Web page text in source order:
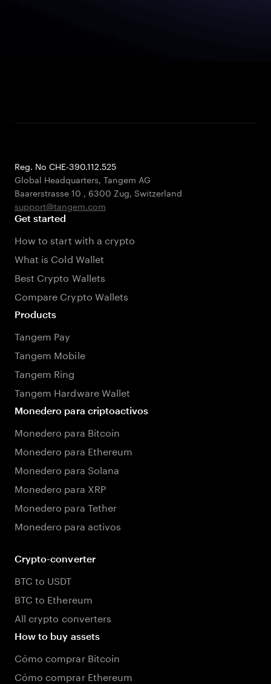
Reg. No CHE-390.112.525
Global Headquarters, Tangem AG
Baarerstrasse 10 , 6300 Zug, Switzerland
support@tangem.com
Get started
How to start with a crypto
What is Cold Wallet
Best Crypto Wallets
Compare Crypto Wallets
Products
Tangem Pay
Tangem Mobile
Tangem Ring
Tangem Hardware Wallet
Monedero para criptoactivos
Monedero para Bitcoin
Monedero para Ethereum
Monedero para Solana
Monedero para XRP
Monedero para Tether
Monedero para activos
Crypto-converter
BTC to USDT
BTC to Ethereum
All crypto converters
How to buy assets
Cómo comprar Bitcoin
Cómo comprar Ethereum